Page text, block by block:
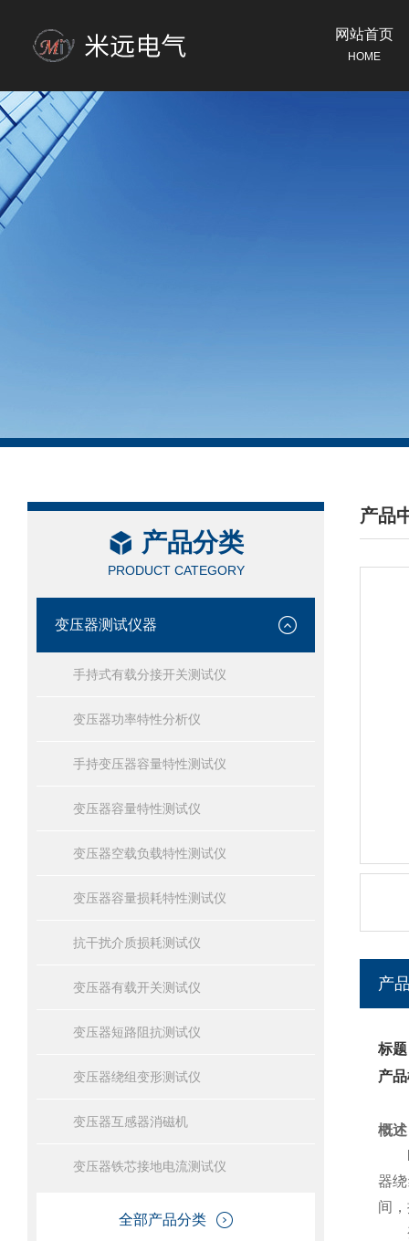
网站首页
HOME
产品分类
PRODUCT CATEGORY
变压器测试仪器
手持式有载分接开关测试仪
变压器功率特性分析仪
手持变压器容量特性测试仪
变压器容量特性测试仪
变压器空载负载特性测试仪
变压器容量损耗特性测试仪
抗干扰介质损耗测试仪
变压器有载开关测试仪
变压器短路阻抗测试仪
变压器绕组变形测试仪
变压器互感器消磁机
变压器铁芯接地电流测试仪
全部产品分类
产品
/
产
标
产
概述
器
间